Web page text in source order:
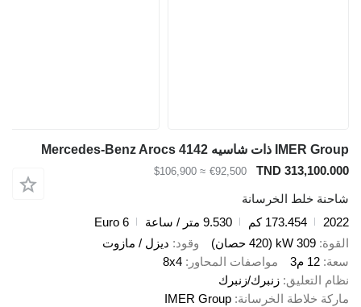
IMER Group ذات شاسيه Mercedes-Benz Arocs 4142
TND 313,100.000
€92,500
≈ $106,900
شاحنة خلط الخرسانة
2022
173.454 كم 9.530 متر / ساعة
Euro 6
القوة 309 kW (420 حصان) وقود ديزل / مازوت
سعة 12 م3 مواصفات المحاور
8x4
نظام التعليق زنبرك/زنبرك
ماركة خلاطة الخرسانة IMER Group